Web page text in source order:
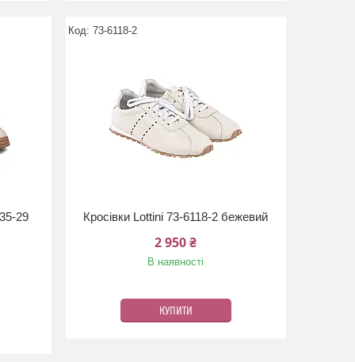
29
73-6118-2
Кросівки Lottini 73-6118-2 бежевий
2 950 ₴
В наявності
КУПИТИ